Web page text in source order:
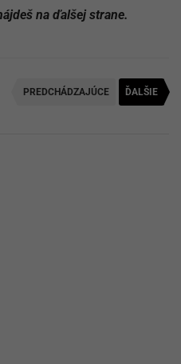
na ďalšej strane.
PREDCHÁDZAJÚCE ĎALŠIE